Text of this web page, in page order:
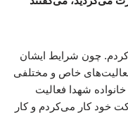
چون شرایط ایشان
خاص و مختلفی
شهدا فعالیت
خود کار می‌کردم و کار